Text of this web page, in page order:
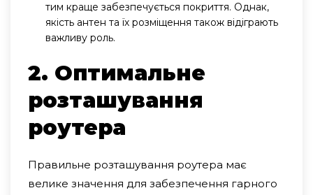
тим краще забезпечується покриття. Однак,
якість антен та їх розміщення також відіграють
важливу роль.
2. Оптимальне
розташування
роутера
Правильне розташування роутера має
велике значення для забезпечення гарного